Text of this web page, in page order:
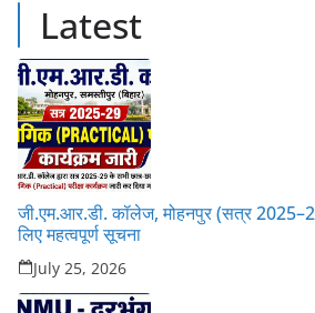
Latest
जी.एम.आर.डी. कॉलेज, मोहनपुर (सत्र
लिए महत्वपूर्ण सूचना
July 25, 2026